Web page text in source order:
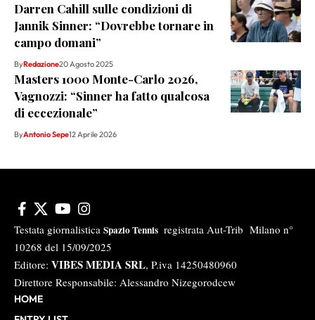
Darren Cahill sulle condizioni di
Jannik Sinner: “Dovrebbe tornare in
campo domani”
ByRedazione20 Agosto 2025
Masters 1000 Monte-Carlo 2026,
Vagnozzi: “Sinner ha fatto qualcosa
di eccezionale”
ByAntonio Sepe12 Aprile 2026
Testata giornalistica Spazio Tennis registrata Aut-Trib Milano n°
10268 del 15/09/2025
Editore: VIBES MEDIA SRL, P.iva 14250480960
Direttore Responsabile: Alessandro Nizegorodcew
HOME